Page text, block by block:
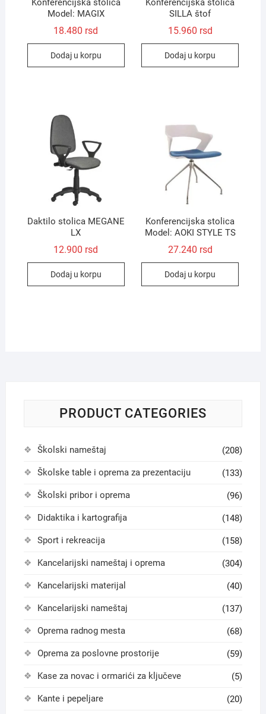
Konferencijska stolica
Model: MAGIX
18.480 rsd
Dodaj u korpu
Konferencijska stolica
SILLA štof
15.960 rsd
Dodaj u korpu
Daktilo stolica MEGANE
LX
12.900 rsd
Dodaj u korpu
Konferencijska stolica
Model: AOKI STYLE TS
27.240 rsd
Dodaj u korpu
PRODUCT CATEGORIES
Školski nameštaj (208)
Školske table i oprema za prezentaciju (133)
Školski pribor i oprema (96)
Didaktika i kartografija (148)
Sport i rekreacija (158)
Kancelarijski nameštaj i oprema (304)
Kancelarijski materijal (40)
Kancelarijski nameštaj (137)
Oprema radnog mesta (68)
Oprema za poslovne prostorije (59)
Kase za novac i ormarići za ključeve (5)
Kante i pepeljare (20)